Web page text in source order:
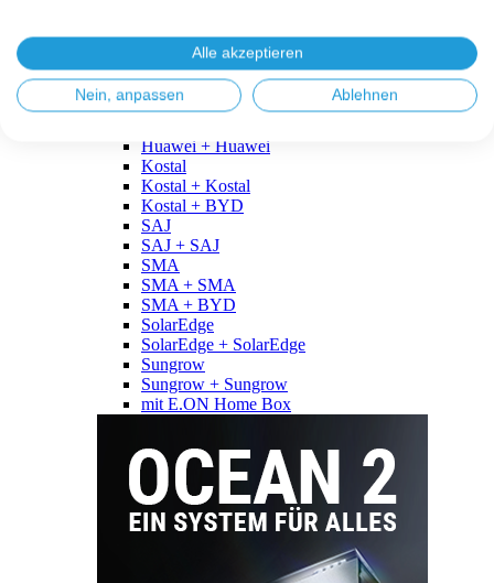
Fronius + BYD
GoodWe
GoodWe + GoodWe
GoodWe + BYD
Huawei + Huawei
Kostal
Kostal + Kostal
Kostal + BYD
SAJ
SAJ + SAJ
SMA
SMA + SMA
SMA + BYD
SolarEdge
SolarEdge + SolarEdge
Sungrow
Sungrow + Sungrow
mit E.ON Home Box
Alle akzeptieren
Nein, anpassen Ablehnen